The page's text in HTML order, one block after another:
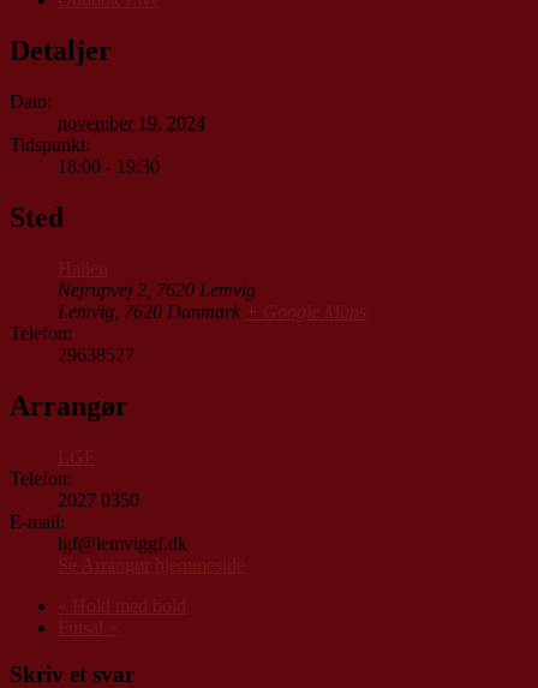
Detaljer
Dato:
november 19, 2024
Tidspunkt:
18:00 - 19:30
Sted
Nejrupvej 2, 7620 Lemvig
Lemvig 7620 Danmark
Telefon:
29638527
Arrangør
Telefon:
2027 0350
E-mail:
lgf@lemviggf.dk
Skriv et svar